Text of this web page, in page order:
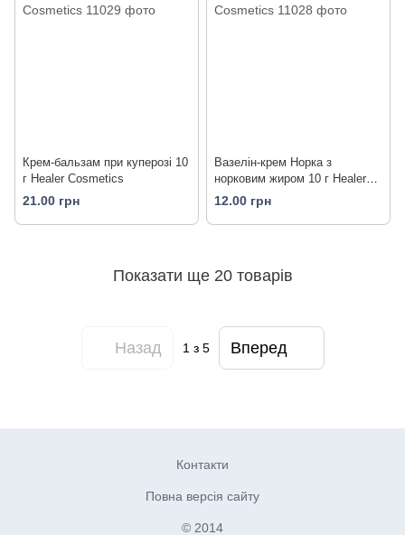
Крем-бальзам при куперозі 10
г Healer Cosmetics
21.00 грн
Вазелін-крем Норка з
норковим жиром 10 г Healer
Cosmetics
12.00 грн
Показати ще 20 товарів
Назад 1з 5 Вперед
Контакти
Повна версія сайту
© 2014